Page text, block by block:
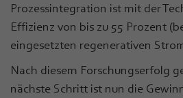
Prozessintegration ist mit der
Effizienz von bis zu 55 Prozent
eingesetzten regenerativen
Nach diesem Forschungserfolg
nächste Schritt ist nun die